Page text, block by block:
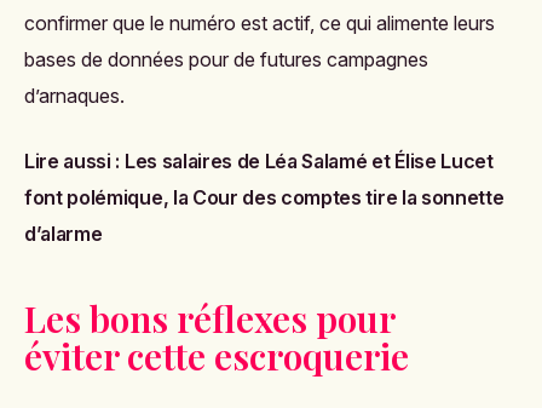
confirmer que le numéro est actif, ce qui alimente leurs
bases de données pour de futures campagnes
d’arnaques.
Lire aussi : Les salaires de Léa Salamé et Élise Lucet
font polémique, la Cour des comptes tire la sonnette
d’alarme
Les bons réflexes pour
éviter cette escroquerie